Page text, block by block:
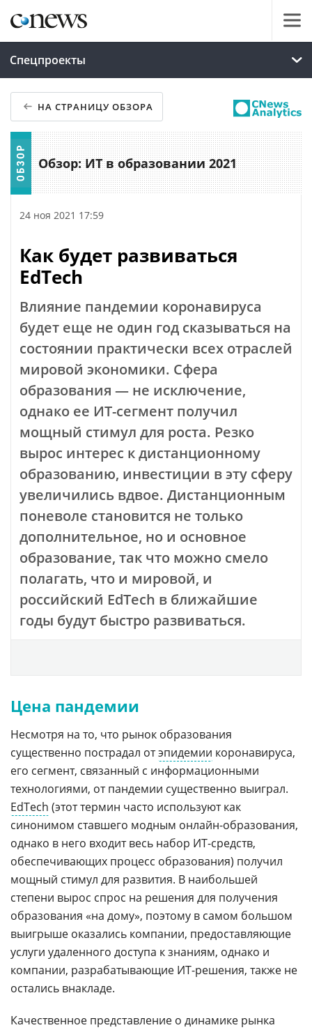
Спецпроекты
НА СТРАНИЦУ ОБЗОРА
Обзор: ИТ в образовании 2021
24 ноя 2021 17:59
Как будет развиваться
EdTech
Влияние пандемии коронавируса
будет еще не один год сказываться на
состоянии практически всех отраслей
мировой экономики. Сфера
образования — не исключение,
однако ее ИТ-сегмент получил
мощный стимул для роста. Резко
вырос интерес к дистанционному
образованию, инвестиции в эту сферу
увеличились вдвое. Дистанционным
поневоле становится не только
дополнительное, но и основное
образование, так что можно смело
полагать, что и мировой, и
российский EdTech в ближайшие
годы будут быстро развиваться.
Цена пандемии
Несмотря на то, что рынок образования
существенно пострадал отэпидемии коронавируса,
его сегмент, связанный с информационными
технологиями, от пандемии существенно выиграл.
EdTech (этот термин часто используют как
синонимом ставшего модным онлайн-образования,
однако в него входит весь набор ИТ-средств,
обеспечивающих процесс образования) получил
мощный стимул для развития. В наибольшей
степени вырос спрос на решения для получения
образования «на дому», поэтому в самом большом
выигрыше оказались компании, предоставляющие
услуги удаленного доступа к знаниям, однако и
компании, разрабатывающие ИТ-решения, также не
остались внакладе.
Качественное представление о динамике рынка